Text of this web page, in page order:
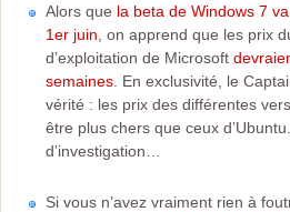
Alors que la beta de Windows 7
1er juin , on apprend que les prix
d’exploitation de Microsoft
semaines . En exclusivité, le
vérité : les prix des différentes
être plus chers que ceux
d’investigation…
Si vous n’avez vraiment rien à